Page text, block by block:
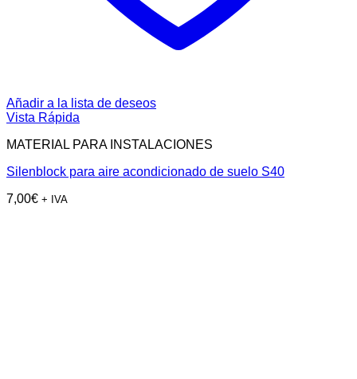
Añadir a la lista de deseos
Vista Rápida
MATERIAL PARA INSTALACIONES
Silenblock para aire acondicionado de suelo S40
7,00€ + IVA